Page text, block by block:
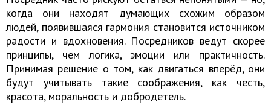
когда они находят думающих схожим образом
людей, появившаяся гармония становится источником
радости и вдохновения. Посредников ведут скорее
принципы, чем логика, эмоции или практичность.
Принимая решение о том, как двигаться вперёд, они
будут учитывать такие соображения, как честь,
красота, моральность и добродетель.